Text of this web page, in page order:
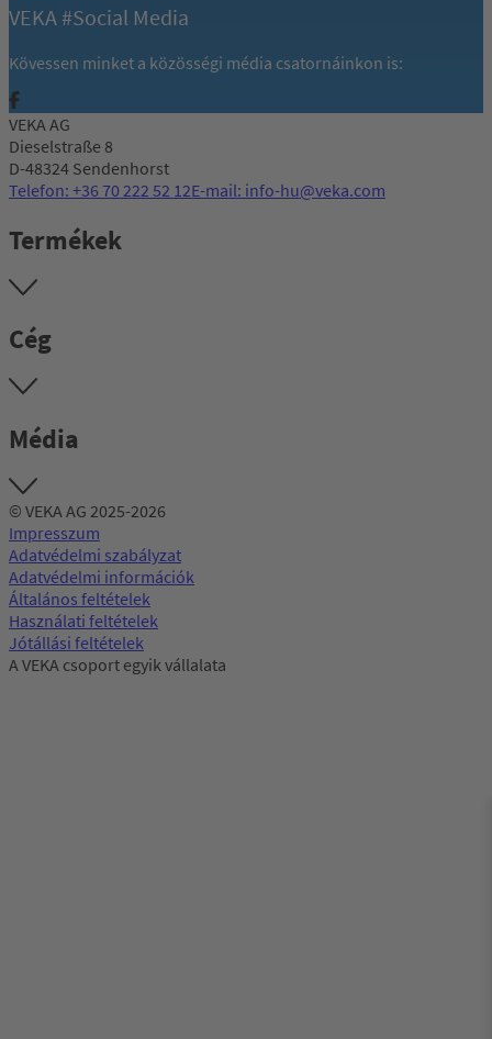
VEKA #Social Media
Kövessen minket a közösségi média csatornáinkon is:
VEKA AG
Dieselstraße 8
D-48324 Sendenhorst
Telefon: +36 70 222 52 12E-mail: info-hu@veka.com
Termékek
Cég
Média
© VEKA AG 2025-2026
Impresszum
Adatvédelmi szabályzat
Adatvédelmi információk
Általános feltételek
Használati feltételek
Jótállási feltételek
A VEKA csoport egyik vállalata